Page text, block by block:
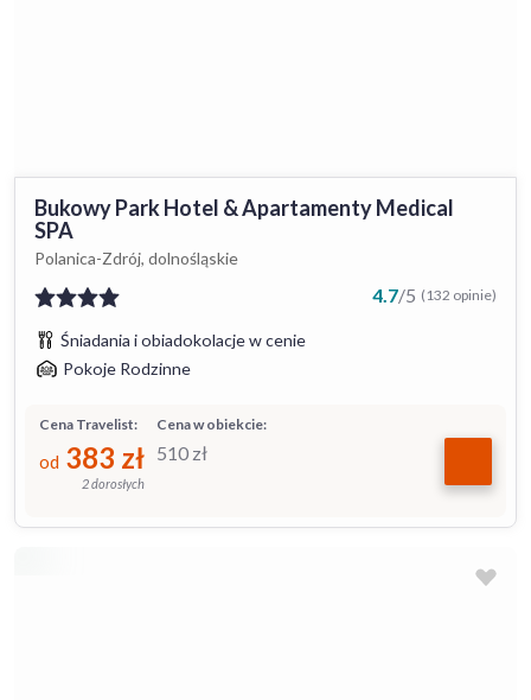
Bukowy Park Hotel & Apartamenty Medical
SPA
Polanica-Zdrój, dolnośląskie
4.7/5 (132 opinie)
Śniadania i obiadokolacje w cenie
Pokoje Rodzinne
Cena w obiekcie:
510 zł
Cena Travelist:
od 383 zł
2 dorosłych